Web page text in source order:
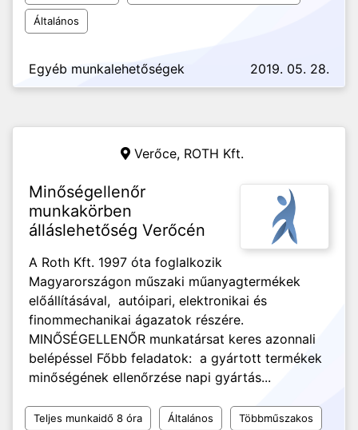
Általános
Egyéb munkalehetőségek 2019. 05. 28.
Verőce, ROTH Kft.
Minőségellenőr
munkakörben
álláslehetőség Verőcén
A Roth Kft. 1997 óta foglalkozik
Magyarországon műszaki műanyagtermékek
előállításával, autóipari, elektronikai és
finommechanikai ágazatok részére.
MINŐSÉGELLENŐR munkatársat keres azonnali
belépéssel Főbb feladatok: a gyártott termékek
minőségének ellenőrzése napi gyártás...
Teljes munkaidő 8 óra Általános Többműszakos